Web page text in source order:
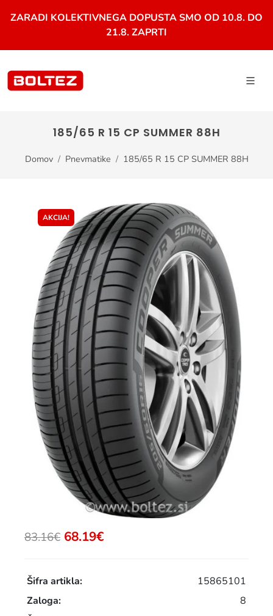
ZARADI KOLEKTIVNEGA DOPUSTA SMO OD 10.8. DO
21.8. ZAPRTI
185/65 R 15 CP SUMMER 88H
Domov Pnevmatike 185/65 R 15 CP SUMMER 88H
AKCIJA!
83.16€ 68.19€
Šifra artikla:
15865101
Zaloga:
8